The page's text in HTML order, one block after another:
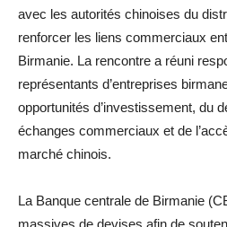
avec les autorités chinoises du
renforcer les liens commerciaux
Birmanie. La rencontre a réuni
représentants d’entreprises
opportunités d’investissement, du
échanges commerciaux et de
marché chinois.
La Banque centrale de Birmanie